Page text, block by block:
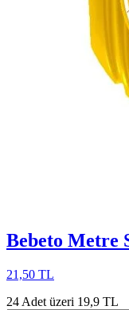
Bebeto Metre
21,50 TL
24 Adet üzeri 19,9 TL